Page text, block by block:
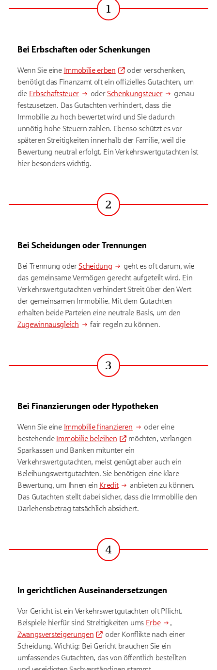
Schritt
1
Bei Erbschaften oder Schenkungen
Wenn Sie eine Immobilie erben
oder verschenken,
benötigt das Finanzamt oft ein offizielles Gutachten, um
die Erbschaftsteuer oderSchenkungsteuer
genau
festzusetzen. Das Gutachten verhindert, dass die
Immobilie zu hoch bewertet wird und Sie dadurch
unnötig hohe Steuern zahlen. Ebenso schützt es vor
späteren Streitigkeiten innerhalb der Familie, weil die
Bewertung neutral erfolgt. Ein Verkehrswertgutachten ist
hier besonders wichtig.
Schritt
2
Bei Scheidungen oder Trennungen
Bei Trennung oderScheidung
geht es oft darum, wie
das gemeinsame Vermögen gerecht aufgeteilt wird. Ein
Verkehrswertgutachten verhindert Streit über den Wert
der gemeinsamen Immobilie. Mit dem Gutachten
erhalten beide Parteien eine neutrale Basis, um den
Zugewinnausgleich
fair regeln zu können.
Schritt
3
Bei Finanzierungen oder Hypotheken
Wenn Sie eine Immobilie finanzieren
oder eine
bestehende Immobilie beleihen
möchten, verlangen
Sparkassen und Banken mitunter ein
Verkehrswertgutachten, meist genügt aber auch ein
Beleihungswertgutachten. Sie benötigen eine klare
Bewertung, um Ihnen ein Kredit
anbieten zu können.
Das Gutachten stellt dabei sicher, dass die Immobilie den
Darlehensbetrag tatsächlich absichert.
Schritt
4
In gerichtlichen Auseinandersetzungen
Vor Gericht ist ein Verkehrswertgutachten oft Pflicht.
Beispiele hierfür sind Streitigkeiten ums Erbe
,
Zwangsversteigerungen
oder Konflikte nach einer
Scheidung. Wichtig: Bei Gericht brauchen Sie ein
umfassendes Gutachten, das von öffentlich bestellten